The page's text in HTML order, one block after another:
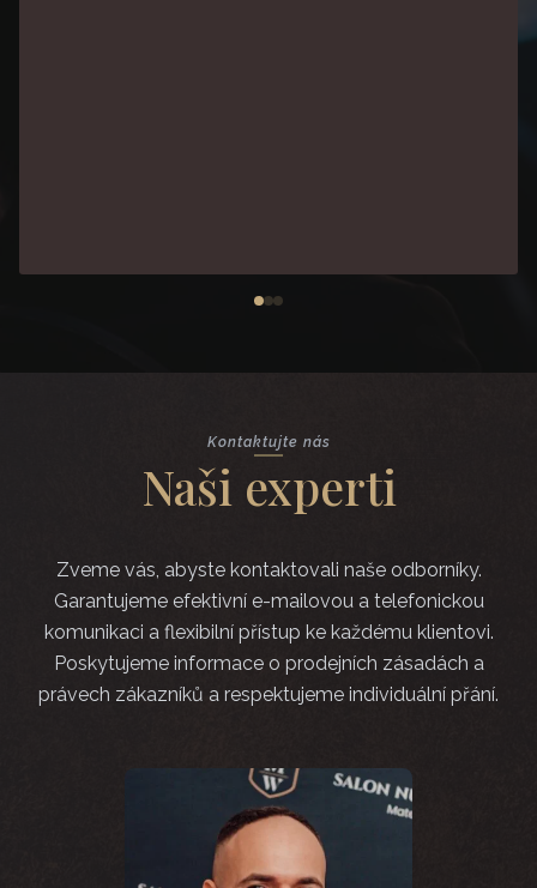
Kontaktujte nás
Naši experti
Zveme vás, abyste kontaktovali naše odborníky.
Garantujeme efektivní e-mailovou a telefonickou
komunikaci a flexibilní přístup ke každému klientovi.
Poskytujeme informace o prodejních zásadách a
právech zákazníků a respektujeme individuální přání.